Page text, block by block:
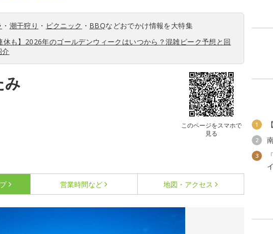
・ 潮干狩り ・ ピクニック ・ BBQなどおでかけ情報を大特集
休も】2026年のゴールデンウィークはいつから？混雑ピーク予想と回
み
このページをスマホで
見る
営業時間など 地図・アクセス
1
2
3